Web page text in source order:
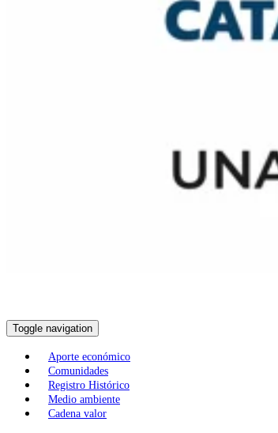
Toggle navigation
Aporte económico
Comunidades
Registro Histórico
Medio ambiente
Cadena valor